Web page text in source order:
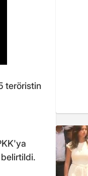
teröristin